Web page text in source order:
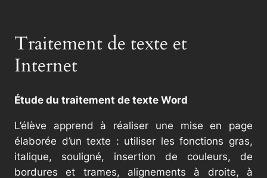
Traitement de texte et
Internet
Étude du traitement de texte Word
L’élève apprend à réaliser une mise en page
élaborée d’un texte : utiliser les fonctions gras,
italique, souligné, insertion de couleurs, de
bordures et trames, alignements à droite, à